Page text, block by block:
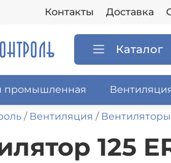
Контакты Доставка
Каталог
промышленная
Вентиляция Вентиляторы
125